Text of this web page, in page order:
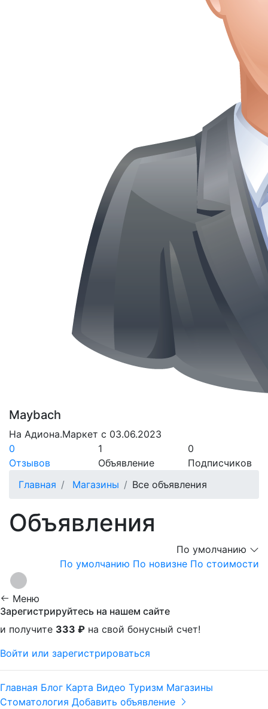
Maybach
На Адиона.Маркет с 03.06.2023
0
Отзывов
1
Объявление
0
Подписчиков
Главная
Магазины Все объявления
Объявления
По умолчанию
По умолчанию По новизне По стоимости
Меню
Зарегистрируйтесь на нашем сайте
и получите 333 ₽ на свой бонусный счет!
Войти или зарегистрироваться
Главная Блог Карта Видео Туризм Магазины
Стоматология Добавить объявление